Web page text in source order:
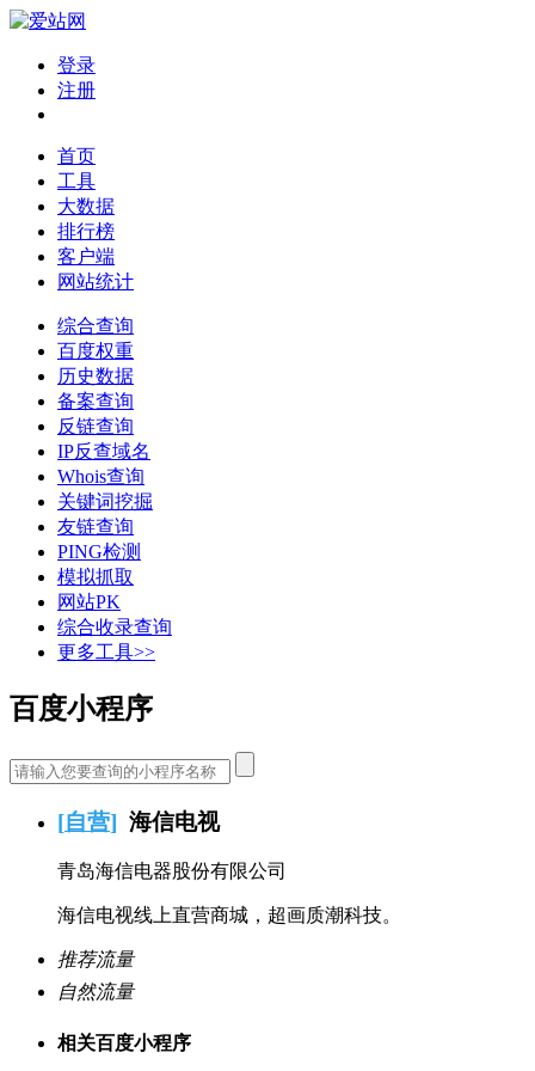
登录
注册
首页
工具
大数据
排行榜
客户端
网站统计
综合查询
百度权重
历史数据
备案查询
反链查询
IP反查域名
Whois查询
关键词挖掘
友链查询
PING检测
模拟抓取
网站PK
综合收录查询
更多工具>>
百度小程序
[自营] 海信电视
青岛海信电器股份有限公司
海信电视线上直营商城，超画质潮科技。
推荐流量
自然流量
相关百度小程序